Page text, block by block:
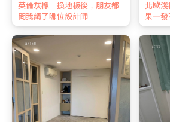
英倫灰橡｜換地板後，朋友都
問我請了哪位設計師
北歐
果一發